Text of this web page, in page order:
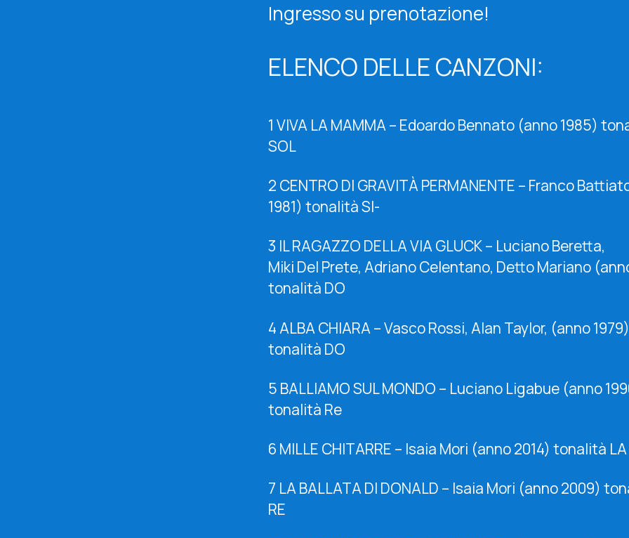
Ingresso su prenotazione!
ELENCO DELLE CANZONI:
1 VIVA LA MAMMA – Edoardo Bennato (anno 1985)
SOL
2 CENTRO DI GRAVITÀ PERMANENTE – Franco
1981) tonalità SI-
3 IL RAGAZZO DELLA VIA GLUCK – Luciano Beretta,
Miki Del Prete, Adriano Celentano, Detto Mariano
tonalità DO
4 ALBA CHIARA – Vasco Rossi, Alan Taylor, (anno 1979)
tonalità DO
5 BALLIAMO SUL MONDO – Luciano Ligabue (anno
tonalità Re
6 MILLE CHITARRE – Isaia Mori (anno 2014) tonalità LA
7 LA BALLATA DI DONALD – Isaia Mori (anno 2009)
RE